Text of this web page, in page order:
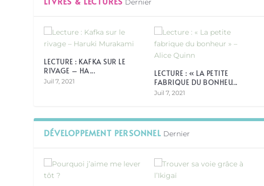
LECTURE : KAFKA SUR LE
RIVAGE – HA...
Juil 7, 2021
LECTURE : « LA PETITE
FABRIQUE DU BONHEU...
Juil 7, 2021
DÉVELOPPEMENT PERSONNEL Dernier